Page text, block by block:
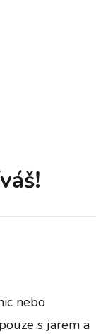
nebo
s jarem a